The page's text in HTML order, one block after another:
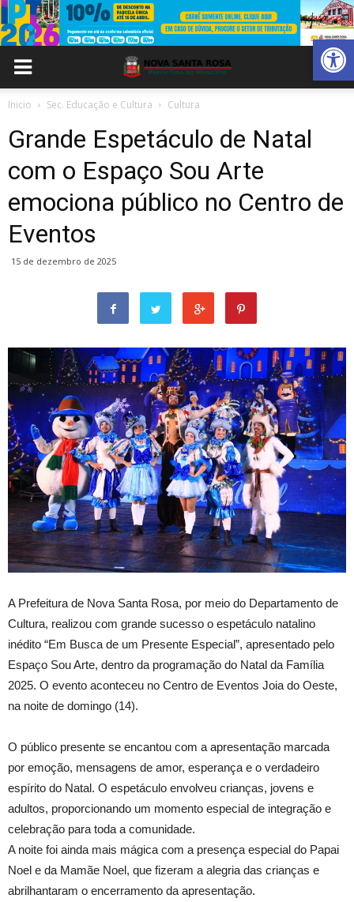
Abrir
Inicio Sec. Educação e Cultura Cultura
Grande Espetáculo de Natal
com o Espaço Sou Arte
emociona público no Centro de
Eventos
15 de dezembro de 2025
A Prefeitura de Nova Santa Rosa, por meio do Departamento de
Cultura, realizou com grande sucesso o espetáculo natalino
inédito “Em Busca de um Presente Especial”, apresentado pelo
Espaço Sou Arte, dentro da programação do Natal da Família
2025. O evento aconteceu no Centro de Eventos Joia do Oeste,
na noite de domingo (14).
O público presente se encantou com a apresentação marcada
por emoção, mensagens de amor, esperança e o verdadeiro
espírito do Natal. O espetáculo envolveu crianças, jovens e
adultos, proporcionando um momento especial de integração e
celebração para toda a comunidade.
A noite foi ainda mais mágica com a presença especial do Papai
Noel e da Mamãe Noel, que fizeram a alegria das crianças e
abrilhantaram o encerramento da apresentação.